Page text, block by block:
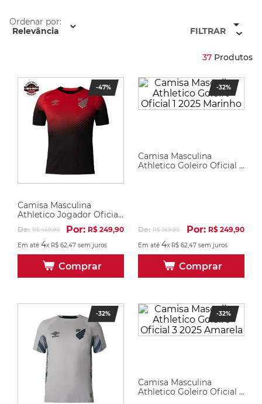
Ordenar por:
Relevância
FILTRAR
37 Produtos
-47%
Camisa Masculina
Athletico Jogador Oficial
De: R$469,90 Por: R$ 249,90
Em até 4x R$ 62,47 sem juros
Comprar
-32%
Camisa Masculina
Athletico Goleiro Oficial 1
De: R$369,90 Por: R$ 249,90
Em até 4x R$ 62,47 sem juros
Comprar
-32% -32%
Camisa Masculina
Athletico Goleiro Oficial 3